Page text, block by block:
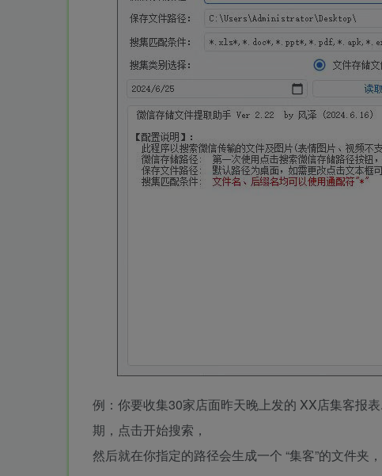
例：你要收集30家店面昨天晚上发的 XX店集客报
期，点击开始搜索，
然后就在你指定的路径会生成一个 “集客”的文件夹